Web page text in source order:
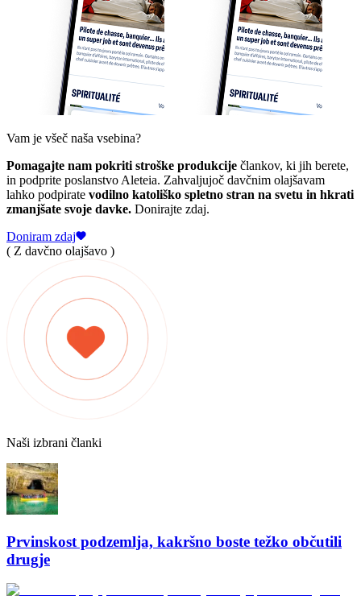
Vam je všeč naša vsebina?
Pomagajte nam pokriti stroške produkcije člankov, ki jih berete,
in podprite poslanstvo Aleteia. Zahvaljujoč davčnim olajšavam
lahko podpirate vodilno katoliško spletno stran na svetu in hkrati
zmanjšate svoje davke. Donirajte zdaj.
Doniram zdaj
( Z davčno olajšavo )
Naši izbrani članki
Prvinskost podzemlja, kakršno boste težko občutili
drugje